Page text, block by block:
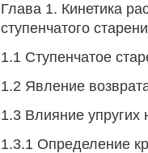
Глава 1. Кинетика
ступенчатого
1.1 Ступенчатое
1.2 Явление
1.3 Влияние упругих
1.3.1 Определение